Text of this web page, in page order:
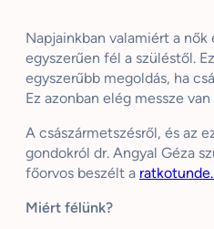
Napjainkban valamiért a nők
egyszerűen fél a szüléstől.
egyszerűbb megoldás, ha
Ez azonban elég messze
A császármetszésről, és az
gondokról dr. Angyal Géza
főorvos beszélt a
Miért félünk?